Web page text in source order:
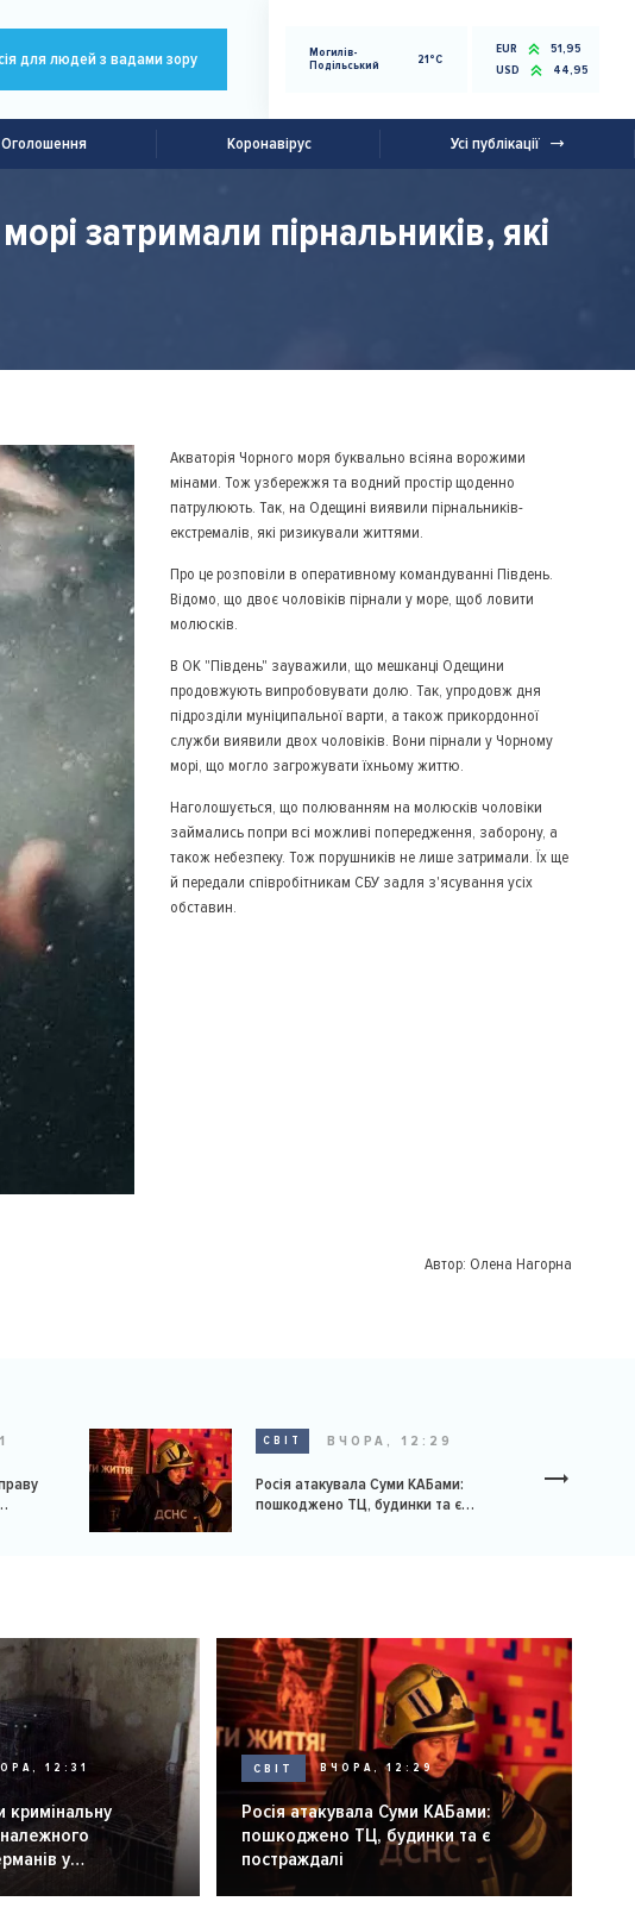
для людей з вадами зору
Могилів-
Подільський
21°C
EUR
51,95
USD
44,95
Оголошення Коронавірус Усі публікації
затримали пірнальників, які
Акваторія Чорного моря буквально всіяна ворожими
мінами. Тож узбережжя та водний простір щоденно
патрулюють. Так, на Одещині виявили пірнальників-
екстремалів, які ризикували життями.
Про це розповіли в оперативному командуванні Південь.
Відомо, що двоє чоловіків пірнали у море, щоб ловити
молюсків.
В ОК "Південь" зауважили, що мешканці Одещини
продовжують випробовувати долю. Так, упродовж дня
підрозділи муніципальної варти, а також прикордонної
служби виявили двох чоловіків. Вони пірнали у Чорному
морі, що могло загрожувати їхньому життю.
Наголошується, що полюванням на молюсків чоловіки
займались попри всі можливі попередження, заборону, а
також небезпеку. Тож порушників не лише затримали. Їх ще
й передали співробітникам СБУ задля з'ясування усіх
обставин.
Автор: Олена Нагорна
СВІТ ВЧОРА, 12:29
Росія атакувала Суми КАБами:
пошкоджено ТЦ, будинки та є
12:31
кримінальну
у
СВІТ ВЧОРА, 12:29
Росія атакувала Суми КАБами:
пошкоджено ТЦ, будинки та є
постраждалі